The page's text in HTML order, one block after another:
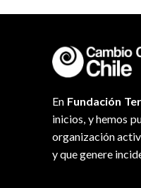
En Fundación
inicios, y hemos
organización
y que genere